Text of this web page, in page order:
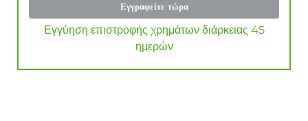
Εγγραφείτε τώρα
Εγγύηση επιστροφής χρημάτων διάρκειας 45
ημερών